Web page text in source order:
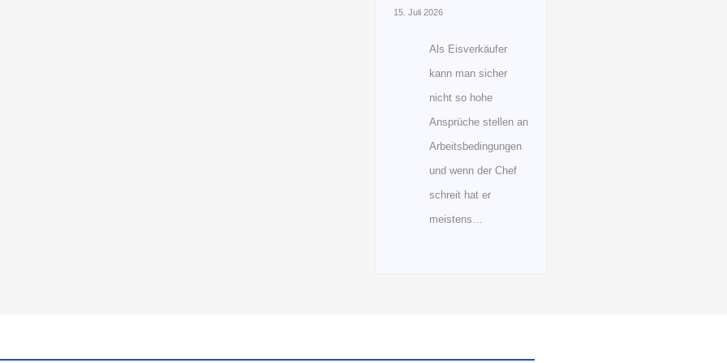
15. Juli 2026
Als Eisverkäufer
kann man sicher
nicht so hohe
Ansprüche stellen an
Arbeitsbedingungen
und wenn der Chef
schreit hat er
meistens…